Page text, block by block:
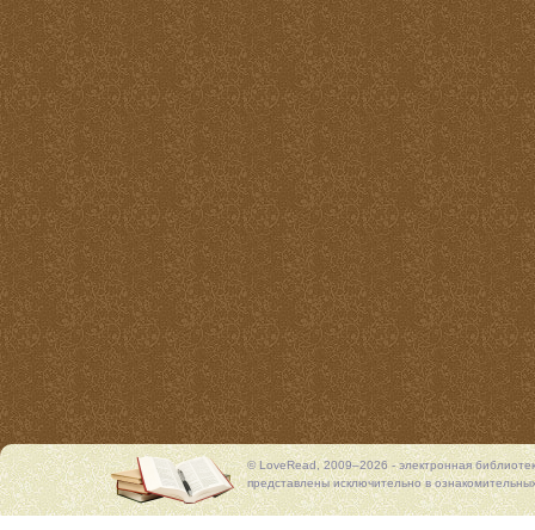
© LoveRead, 2009–2026 - электронная
представлены исключительно в